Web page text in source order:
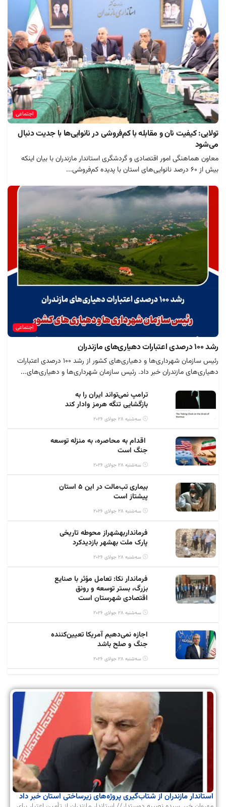
اجتماعی
تولایی: کیفیت نان و مقابله با کم‌فروشی در نانوایی‌ها با جدیت دنبال
می‌شود
معاون هماهنگی امور اقتصادی و گردشگری استاندار مازندران با بیان اینکه
بیش از ۶۰ درصد نانوایی‌های استان با پدیده کم‌فروشی...
اجتماعی
رشد ۱۰۰ درصدی اعتبارات دهیاری‌های مازندران
رئیس سازمان شهرداری‌ها و دهیاری‌های کشور از رشد ۱۰۰ درصدی اعتبارات
دهیاری‌های مازندران خبر داد. رئیس سازمان شهرداری‌ها و دهیاری‌های...
ترامپ نمی‌تواند ایران را به
بازگشایی تنگه هرمز وادار کند
سه‌شنبه 28 جولای 2026
اقدام به محاصره، به منزله توسعه
جنگ است
سه‌شنبه 28 جولای 2026
بیماری تب‌مالت در این ۵ استان
پیشتاز است
سه‌شنبه 28 جولای 2026
فرمانداربهشهراز محوطه تاریخی
پارک ملت بهشهر بازدیدکرد
سه‌شنبه 28 جولای 2026
فرماندار نکا: تعامل مؤثر با صنایع
بزرگ، بستر توسعه و رونق
اقتصادی شهرستان است
سه‌شنبه 28 جولای 2026
اجازه نمی‌دهیم آمریکا تعیین‌کننده
جنگ و صلح باشد
سه‌شنبه 28 جولای 2026
استاندار مازندران از شتاب‌گیری پروژه‌های زیرساختی استان خبر داد